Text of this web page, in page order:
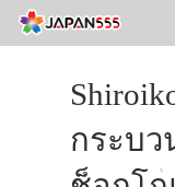
กระบว